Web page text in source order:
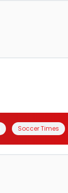
Soccer Times